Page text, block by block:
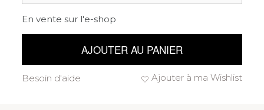
En vente sur l'e-shop
AJOUTER AU PANIER
Ajouter à ma Wishlist
Besoin d'aide